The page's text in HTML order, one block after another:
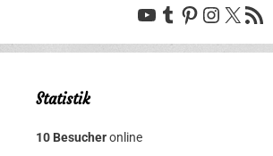
YouTube
Tumblr
Pinterest
X RSS-
Statistik
10 Besucheronline